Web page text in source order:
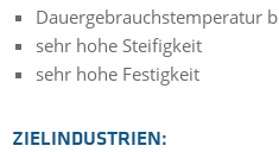
Dauergebrauchstemperatur
sehr hohe Steifigkeit
sehr hohe Festigkeit
ZIELINDUSTRIEN: